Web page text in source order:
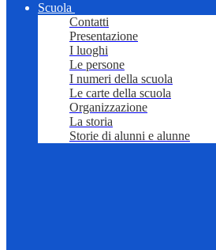
Scuola
Contatti
Presentazione
I luoghi
Le persone
I numeri della scuola
Le carte della scuola
Organizzazione
La storia
Storie di alunni e alunne